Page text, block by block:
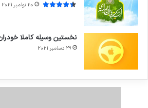
20 نوامبر 2021
نخستین وسیله کاملا
29 دسامبر 2021